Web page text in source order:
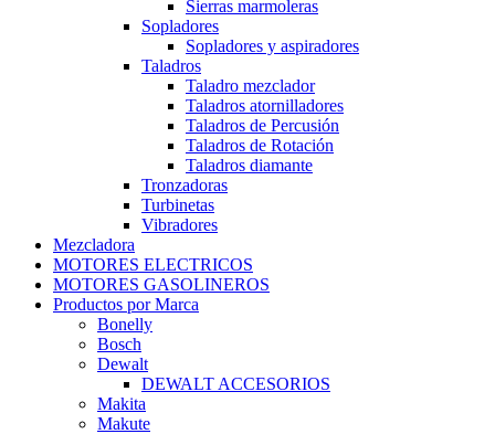
Sierras marmoleras
Sopladores
Sopladores y aspiradores
Taladros
Taladro mezclador
Taladros atornilladores
Taladros de Percusión
Taladros de Rotación
Taladros diamante
Tronzadoras
Turbinetas
Vibradores
Mezcladora
MOTORES ELECTRICOS
MOTORES GASOLINEROS
Productos por Marca
Bonelly
Bosch
Dewalt
DEWALT ACCESORIOS
Makita
Makute